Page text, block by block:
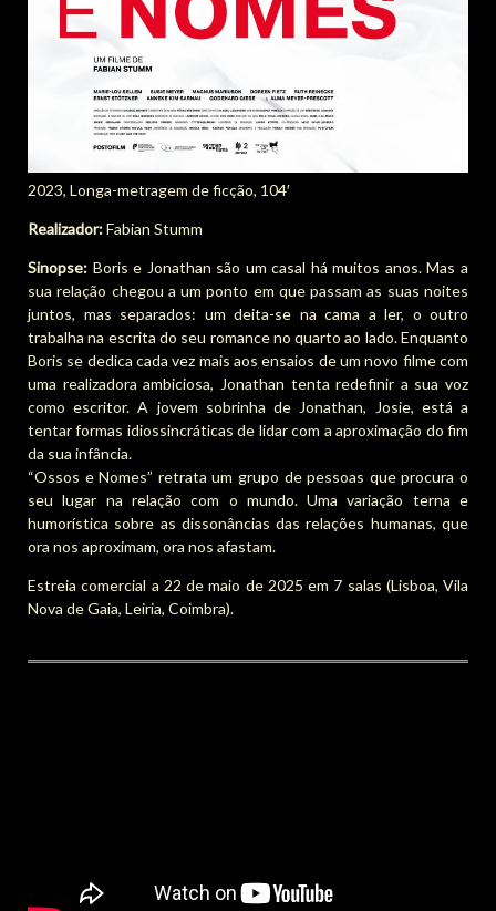
2023, Longa-metragem de ficção, 104′
Realizador:Fabian Stumm
Sinopse: Boris e Jonathan são um casal há muitos anos. Mas a
sua relação chegou a um ponto em que passam as suas noites
juntos, mas separados: um deita-se na cama a ler, o outro
trabalha na escrita do seu romance no quarto ao lado. Enquanto
Boris se dedica cada vez mais aos ensaios de um novo filme com
uma realizadora ambiciosa, Jonathan tenta redefinir a sua voz
como escritor. A jovem sobrinha de Jonathan, Josie, está a
tentar formas idiossincráticas de lidar com a aproximação do fim
da sua infância.
“Ossos e Nomes” retrata um grupo de pessoas que procura o
seu lugar na relação com o mundo. Uma variação terna e
humorística sobre as dissonâncias das relações humanas, que
ora nos aproximam, ora nos afastam.
Estreia comercial a 22 de maio de 2025 em 7 salas (Lisboa, Vila
Nova de Gaia, Leiria, Coimbra).